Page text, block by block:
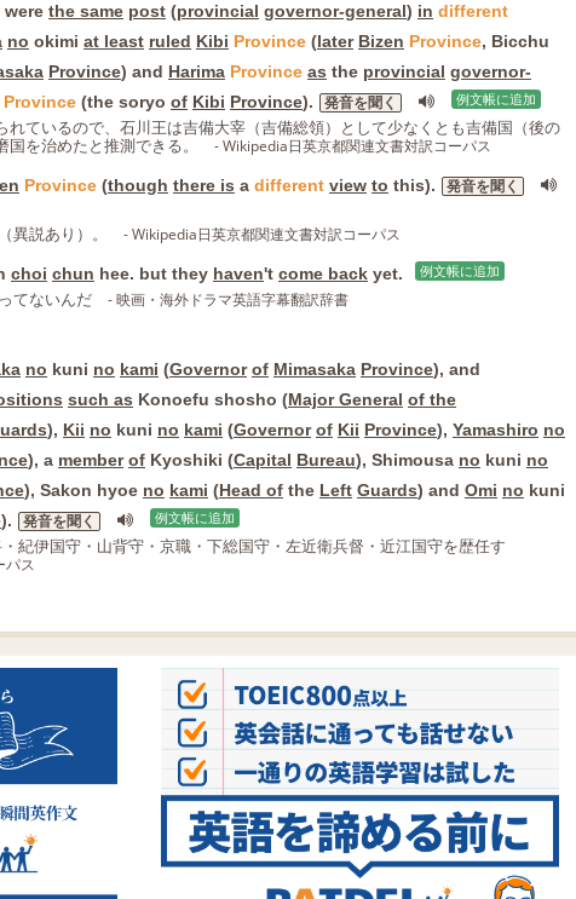
were the same post (provincial governor-general) in different
no okimi at least ruled Kibi Province (later Bizen Province, Bicchu
Province) and Harima Province as the provincial governor-
Province (the soryo of Kibi Province). 発音を聞く 例文帳に追加
ているので、石川王は吉備大宰（吉備総領）として少なくとも吉備国（後の
を治めたと推測できる。
- Wikipedia日英京都関連文書対訳コーパス
Province (though there is a different view to this). 発音を聞く
異説あり）。 - Wikipedia日英京都関連文書対訳コーパス
choi chun hee. but they haven't come back yet. 例文帳に追加
てないんだ
- 映画・海外ドラマ英語字幕翻訳辞書
no kuni no kami (Governor of Mimasaka Province), and
such as Konoefu shosho (Major General of the
), Kii no kuni no kami (Governor of Kii Province), Yamashiro no
), a member of Kyoshiki (Capital Bureau), Shimousa no kuni no
), Sakon hyoe no kami (Head of the Left Guards) and Omi no kuni
). 発音を聞く 例文帳に追加
紀伊国守・山背守・京職・下総国守・左近衛兵督・近江国守を歴任す
パス